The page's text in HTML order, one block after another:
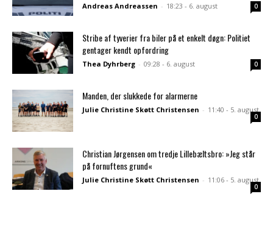
Andreas Andreassen - 18:23 - 6. august 0
Stribe af tyverier fra biler på et enkelt døgn: Politiet
gentager kendt opfordring
Thea Dyhrberg - 09:28 - 6. august 0
Manden, der slukkede for alarmerne
Julie Christine Skøtt Christensen - 11:40 - 5. august
0
Christian Jørgensen om tredje Lillebæltsbro: »Jeg står
på fornuftens grund«
Julie Christine Skøtt Christensen - 11:06 - 5. august
0